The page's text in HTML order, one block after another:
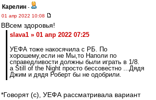
Карелин -
01 апр 2022 10:08
ВВсем здоровья!
slava1 » 01 апр 2022 07:25
УЕФА тоже накосячила с РБ. По
хорошему,если не Мы,то Наполи по
справедливости должны были играть в 1/8.
a Still of the Night просто бессовестно ...Дядя
Джим и дядя Роберт бы не одобрили.
*Говорят (с), УЕФА рассматривала вариант